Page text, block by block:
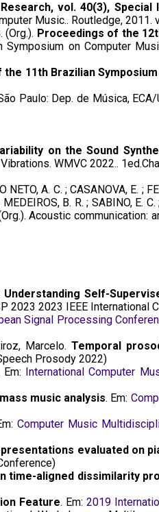
vol. 40(3), Special
Music.. Routledge, 2011.
(Org.). Proceedings of the
on Computer
11th Brazilian
Paulo: Dep. de Música,
on the Sound
WMVC 2022..
A. C. ; CASANOVA, E. ;
B. R. ; SABINO, E. C.
Acoustic communication:
Self-
2023 2023 IEEE International
Signal Processing
Marcelo.Temporal
Prosody 2022)
Em: International Computer
music analysis. Em:
Computer Music
evaluated on
time-aligned dissimilarity
Feature. Em:2019